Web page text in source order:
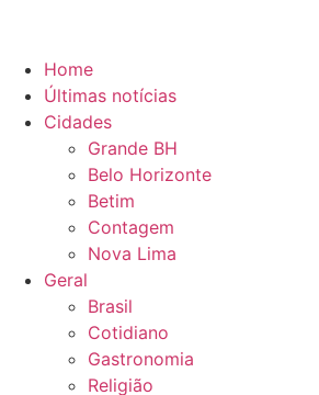
Home
Últimas notícias
Cidades
Grande BH
Belo Horizonte
Betim
Contagem
Nova Lima
Geral
Brasil
Cotidiano
Gastronomia
Religião